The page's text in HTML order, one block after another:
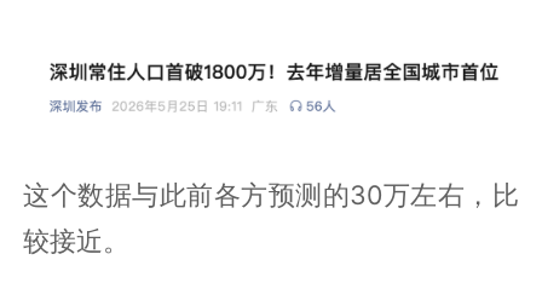
这个数据与此前各方预测的30万左右，比
较接近。